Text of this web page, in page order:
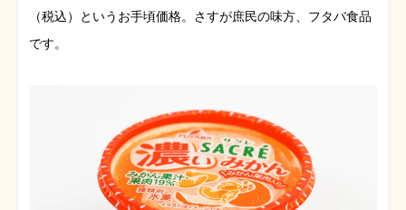
（税込）というお手頃価格。さすが庶民の味方、フタバ食品
です。